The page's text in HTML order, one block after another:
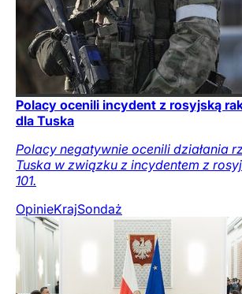
Polacy ocenili incydent z rosyjską
dla Tuska
Polacy negatywnie ocenili działania
Tuska w związku z incydentem z
101.
OpinieKrajSondaż